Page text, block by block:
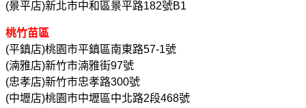
(景平店)新北市中和區景平路182號B1
桃竹苗區
(平鎮店)桃園市平鎮區南東路57-1號
(湳雅店)新竹市湳雅街97號
(忠孝店)新竹市忠孝路300號
(中壢店)桃園市中壢區中北路2段468號